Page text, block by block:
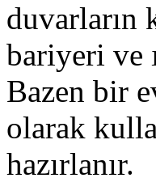
duvarların
bariyeri ve
Bazen bir
olarak
hazırlanır.